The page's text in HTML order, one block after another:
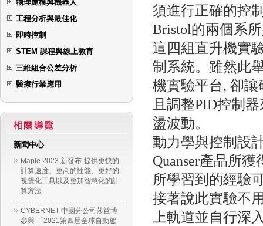
物理建模與機器人
工程分析與最佳化
即時控制
STEM 課程與線上教育
三維組合公差分析
醫療行業應用
新聞中心
Maple 2023 新發布-提供更快的
計算速度、更高的性能、更好的
視覺化工具以及更加智慧化的計
算方法
CYBERNET 中國分公司莎益博
參與 「2021第四屆全球自動駕
須進行正確的控
Bristol的兩個系
這四組直升機實
制系統。雖然此
機實驗平台, 卻
且調整PID控制
盪波動。
動力學與控制設
Quanser產品所
所學習到的經驗
接著說此實驗不
上軌道並自行深